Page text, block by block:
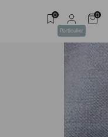
Particulier
0 0